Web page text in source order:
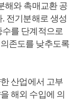
해와 촉매교환 공
전기분해로 생성
를 단계적으로
존도를 낮추도록
산업에서 고부
해외 수입에 의